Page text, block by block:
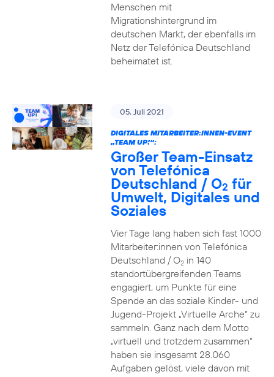
Menschen mit
Migrationshintergrund im
deutschen Markt, der ebenfalls im
Netz der Telefónica Deutschland
beheimatet ist.
05. Juli 2021
DIGITALES MITARBEITER:INNEN-EVENT
„TEAM UP!“:
Großer Team-Einsatz
von Telefónica
Deutschland / O2 für
Umwelt, Digitales und
Soziales
Vier Tage lang haben sich fast 1000
Mitarbeiter:innen von Telefónica
Deutschland / O2in 140
standortübergreifenden Teams
engagiert, um Punkte für eine
Spende an das soziale Kinder- und
Jugend-Projekt „Virtuelle Arche“ zu
sammeln. Ganz nach dem Motto
„virtuell und trotzdem zusammen“
haben sie insgesamt 28.060
Aufgaben gelöst, viele davon mit